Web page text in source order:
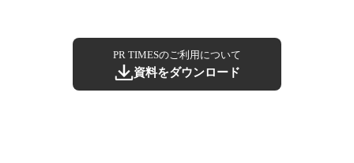
PR TIMESのご利用について
資料をダウンロード